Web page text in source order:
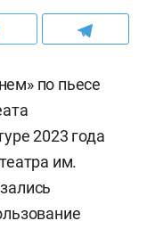
по пьесе
2023 года
им.